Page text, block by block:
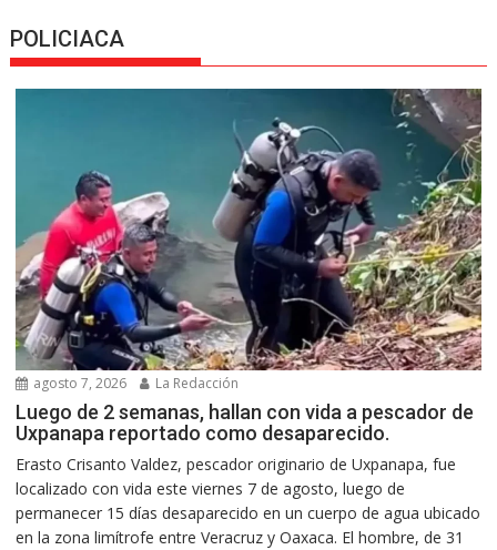
POLICIACA
agosto 7, 2026 La Redacción
Luego de 2 semanas, hallan con vida a pescador de
Uxpanapa reportado como desaparecido.
Erasto Crisanto Valdez, pescador originario de Uxpanapa, fue
localizado con vida este viernes 7 de agosto, luego de
permanecer 15 días desaparecido en un cuerpo de agua ubicado
en la zona limítrofe entre Veracruz y Oaxaca. El hombre, de 31